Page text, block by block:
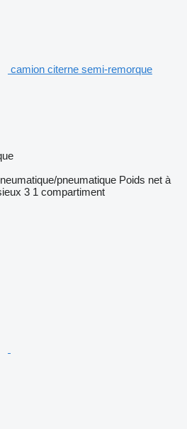
camion citerne semi-remorque
pneumatique Poids net à
3 1 compartiment